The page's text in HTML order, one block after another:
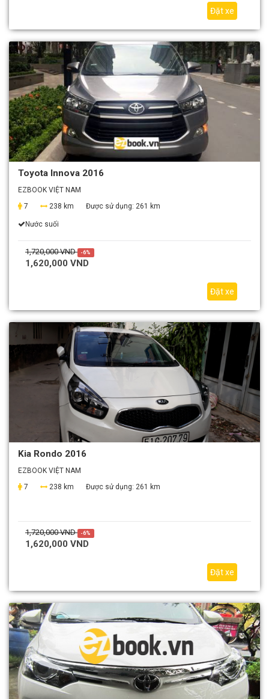
Đặt xe
Toyota Innova 2016
EZBOOK VIỆT NAM
7
238 km Được sử dụng: 261 km
Nước suối
1,720,000 VND -6%
1,620,000 VND
Đặt xe
Kia Rondo 2016
EZBOOK VIỆT NAM
7
238 km Được sử dụng: 261 km
1,720,000 VND -6%
1,620,000 VND
Đặt xe